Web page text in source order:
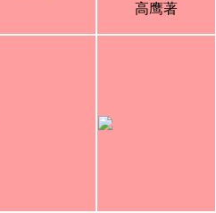
高鹰著